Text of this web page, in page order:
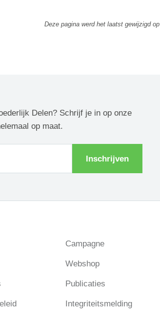
Deze pagina werd het laatst gewijzigd op
Delen? Schrijf je in op onze
op maat.
Inschrijven
Campagne
Webshop
Publicaties
Integriteitsmelding